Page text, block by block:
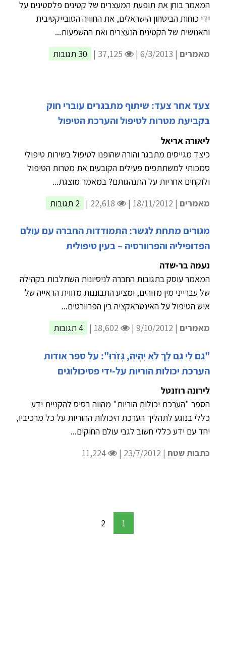
המאמר בוחן את תופעת המעצרים של קטינים פלסטינים על
ידי כוחות הביטחון הישראלים, את החוויה הסובייקטיבית
והאנושית של הקטינים הנעצרים ואת ההשפעות...
מאמרים | 6/3/2013 | 30 תגובות
צעד אחר צעד: שיתוף מתבגרים עוברי חוק
בקביעת מטרות לטיפול והערכת הטיפול
ליאורה אריאל
כיצד מגייסים מתבגר והורה שהופנו לטיפול בשירות טיפולי
סמכותי למשתתפים פעילים הקובעים את מטרות הטיפול
ולוקחים אחריות על התנהגותם? במאמר מוצגת...
מאמרים | 18/11/2012 | 2 תגובות
מגורים מתחת לגשר: התמודדות החברה עם עולם
הפדופיליה והפרוורסיה – בעין טיפולית
נעמה בר-שדה
המאמר עוסק בתגובות החברה לניסיונות השתלבות בקהילה
של עברייני מין מזוהים, ומציע התבוננות מזווית הראייה של
איש הטיפול על האינטראקציה בין הפרוורטים...
מאמרים | 9/10/2012 | 4 תגובות
"גַּם לִי גַם לָךְ לֹא יִהְיֶה, גְּזֹרוּ": על ספר אודות
הערכת יכולות הוריות על-ידי פסיכולוגים
לירונה רוזנטל
הספר "הערכת יכולות הוריות" מהווה בסיס להקניית ידע
כללי בנוגע לתהליך הערכת היכולות ההוריות על כל מרכיביו,
יחד עם ידע כללי חשוב לגבי עולם החוקים...
כתבות שטח | 23/7/2012 |
1
2